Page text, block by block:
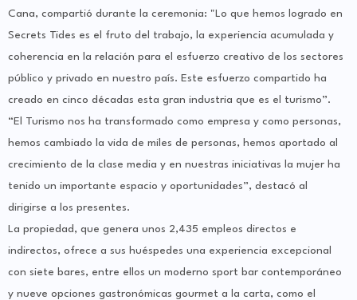
Cana, compartió durante la ceremonia: "Lo que hemos logrado en
Secrets Tides es el fruto del trabajo, la experiencia acumulada y
coherencia en la relación para el esfuerzo creativo de los sectores
público y privado en nuestro país. Este esfuerzo compartido ha
creado en cinco décadas esta gran industria que es el turismo”.
“El Turismo nos ha transformado como empresa y como personas,
hemos cambiado la vida de miles de personas, hemos aportado al
crecimiento de la clase media y en nuestras iniciativas la mujer ha
tenido un importante espacio y oportunidades”, destacó al
dirigirse a los presentes.
La propiedad, que genera unos 2,435 empleos directos e
indirectos, ofrece a sus huéspedes una experiencia excepcional
con siete bares, entre ellos un moderno sport bar contemporáneo
y nueve opciones gastronómicas gourmet a la carta, como el